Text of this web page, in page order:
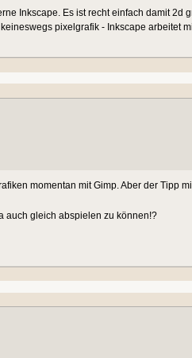
Inkscape. Es ist recht einfach damit 2d
pixelgrafik - Inkscape arbeitet
momentan mit Gimp. Aber der Tipp
auch gleich abspielen zu können!?